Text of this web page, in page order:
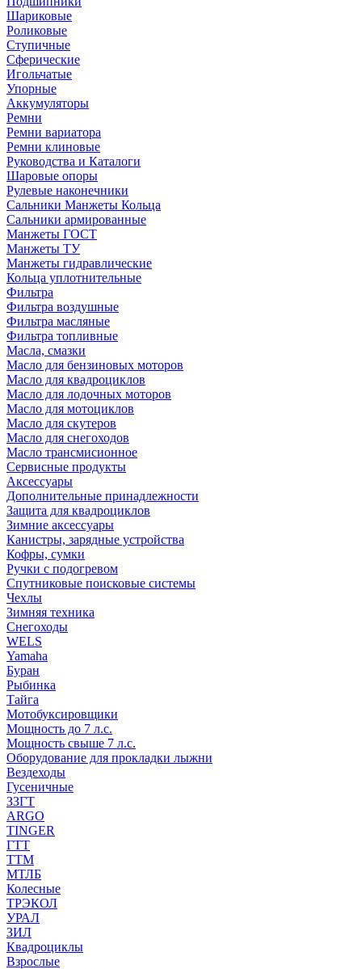
Шариковые
Роликовые
Ступичные
Сферические
Игольчатые
Упорные
Аккумуляторы
Ремни
Ремни вариатора
Ремни клиновые
Руководства и Каталоги
Шаровые опоры
Рулевые наконечники
Сальники Манжеты Кольца
Сальники армированные
Манжеты ГОСТ
Манжеты ТУ
Манжеты гидравлические
Кольца уплотнительные
Фильтра
Фильтра воздушные
Фильтра масляные
Фильтра топливные
Масла, смазки
Масло для бензиновых моторов
Масло для квадроциклов
Масло для лодочных моторов
Масло для мотоциклов
Масло для скутеров
Масло для снегоходов
Масло трансмисионное
Сервисные продукты
Аксессуары
Дополнительные принадлежности
Защита для квадроциклов
Зимние аксессуары
Канистры, зарядные устройства
Кофры, сумки
Ручки с подогревом
Спутниковые поисковые системы
Чехлы
Зимняя техника
Снегоходы
WELS
Yamaha
Буран
Рыбинка
Тайга
Мотобуксировщики
Мощность до 7 л.с.
Мощность свыше 7 л.с.
Оборудование для прокладки лыжни
Вездеходы
Гусеничные
ЗЗГТ
ARGO
TINGER
ГТТ
ТТМ
МТЛБ
Колесные
ТРЭКОЛ
УРАЛ
ЗИЛ
Квадроциклы
Взрослые